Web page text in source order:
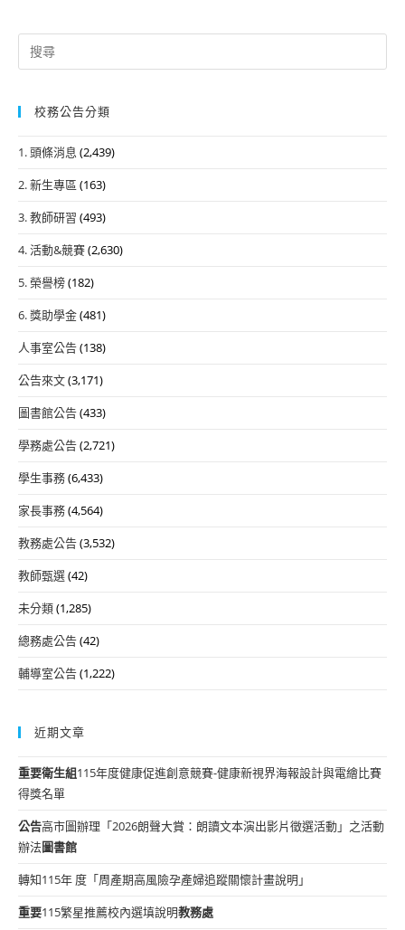
Search
for:
校務公告分類
1. 頭條消息 (2,439)
2. 新生專區 (163)
3. 教師研習 (493)
4. 活動&競賽(2,630)
5. 榮譽榜(182)
6. 獎助學金(481)
人事室公告(138)
公告來文(3,171)
圖書館公告(433)
學務處公告(2,721)
學生事務(6,433)
家長事務(4,564)
教務處公告(3,532)
教師甄選(42)
未分類(1,285)
總務處公告(42)
輔導室公告(1,222)
近期文章
重要衛生組115年度健康促進創意競賽-健康新視界海報設計與電繪比賽
得獎名單
公告高市圖辦理「2026朗聲大賞：朗讀文本演出影片徵選活動」之活動
辦法圖書館
轉知115年 度「周產期高風險孕產婦追蹤關懷計畫說明」
重要115繁星推薦校內選填說明教務處